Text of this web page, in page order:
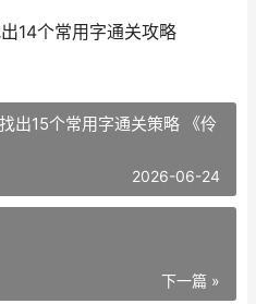
14个常用字通关攻略
出15个常用字通关策略 《伶
2026-06-24
下一篇 »